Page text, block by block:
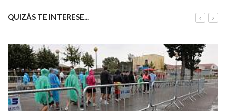
QUIZÁS TE INTERESE...